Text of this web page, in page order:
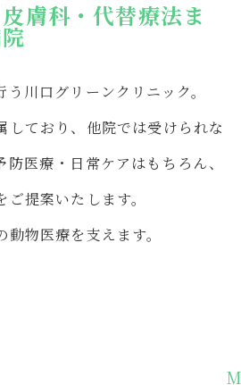
膚科・代替療法ま
川口グリーンクリニック。
ており、他院では受けられな
医療・日常ケアはもちろん、
提案いたします。
物医療を支えます。